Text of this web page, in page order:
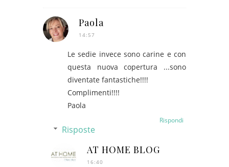
Paola
14:57
Le sedie invece sono carine e con
questa nuova copertura ...sono
diventate fantastiche!!!!
Complimenti!!!!
Paola
Rispondi
Risposte
AT HOME BLOG
16:40